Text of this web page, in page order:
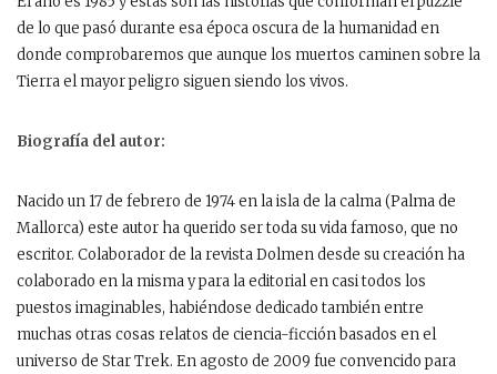
de lo que pasó durante esa época oscura de la humanidad en
donde comprobaremos que aunque los muertos caminen sobre la
Tierra el mayor peligro siguen siendo los vivos.
Biografía del autor:
Nacido un 17 de febrero de 1974 en la isla de la calma (Palma de
Mallorca) este autor ha querido ser toda su vida famoso, que no
escritor. Colaborador de la revista Dolmen desde su creación ha
colaborado en la misma y para la editorial en casi todos los
puestos imaginables, habiéndose dedicado también entre
muchas otras cosas relatos de ciencia-ficción basados en el
universo de Star Trek. En agosto de 2009 fue convencido para